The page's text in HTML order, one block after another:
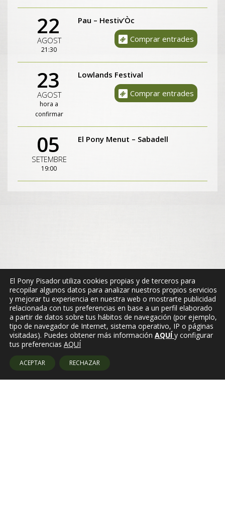
22
AGOST
21:30
Pau – Hestiv’Òc
Comprar entrades
23
AGOST
hora a
confirmar
Lowlands Festival
Comprar entrades
05
SETEMBRE
19:00
El Pony Menut – Sabadell
El Pony Pisador utiliza cookies propias y de terceros para
recopilar algunos datos para analizar nuestros propios servicios
y mejorar tu experiencia en nuestra web o mostrarte publicidad
relacionada con tus preferencias en base a un perfil elaborado
a partir de datos sobre tus hábitos de navegación (por ejemplo,
tipo de navegador de Internet, sistema operativo, IP o páginas
visitadas). Puedes obtener más información AQUÍ y configurar
tus preferencias AQUÍ
ACEPTAR RECHAZAR